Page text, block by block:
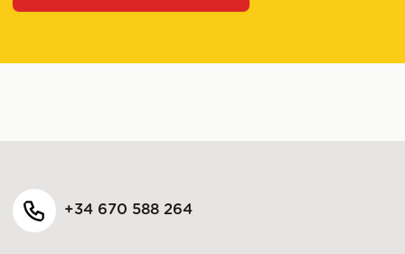
+34 670 588 264